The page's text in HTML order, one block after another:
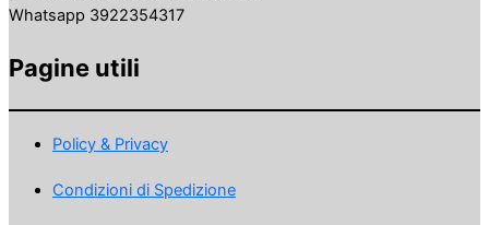
Whatsapp 3922354317
Pagine utili
Policy & Privacy
Condizioni di Spedizione